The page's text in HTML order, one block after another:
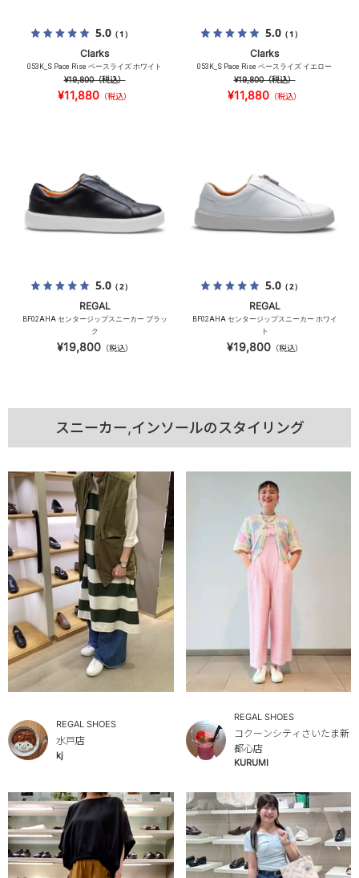
5.0（1）
Clarks
053K_S Pace Rise ペースライズ ホワイト
¥19,800（税込）
¥11,880 （税込）
5.0（1）
Clarks
053K_S Pace Rise ペースライズ イエロー
¥19,800（税込）
¥11,880 （税込）
5.0（2）
REGAL
BF02AHA センタージップスニーカー ブラッ
ク
¥19,800（税込）
5.0（2）
REGAL
BF02AHA センタージップスニーカー ホワイ
ト
¥19,800（税込）
スニーカー,インソールのスタイリング
REGAL SHOES
水戸店
kj
REGAL SHOES
コクーンシティさいたま新
都心店
KURUMI